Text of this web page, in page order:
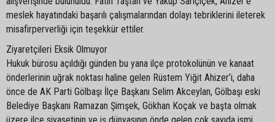
meslek hayatındaki başarılı çalışmalarından dolayı tebriklerini ileterek
misafirperverliği için teşekkür ettiler.
Ziyaretçileri Eksik Olmuyor
Hukuk bürosu açıldığı günden bu yana ilçe protokolünün ve kanaat
önderlerinin uğrak noktası haline gelen Rüstem Yiğit Ahizer’i, daha
önce de AK Parti Gölbaşı İlçe Başkanı Selim Akceylan, Gölbaşı eski
Belediye Başkanı Ramazan Şimşek, Gökhan Koçak ve başta olmak
üzere ilçe siyasetinin ve iş dünyasının önde gelen çok sayıda ismi